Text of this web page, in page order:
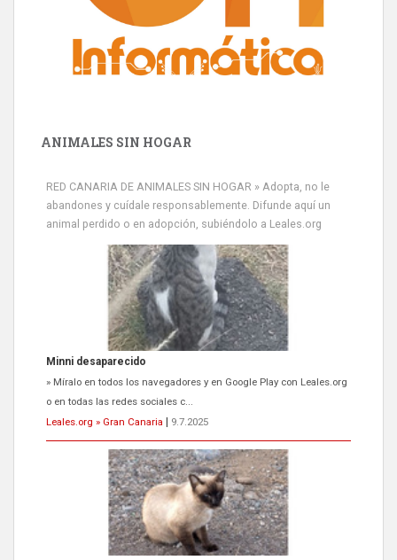
ANIMALES SIN HOGAR
RED CANARIA DE ANIMALES SIN HOGAR » Adopta, no le
abandones y cuídale responsablemente. Difunde aquí un
animal perdido o en adopción, subiéndolo a Leales.org
Minni desaparecido
» Míralo en todos los navegadores y en Google Play con Leales.org
o en todas las redes sociales c...
Leales.org » Gran Canaria
9.7.2025